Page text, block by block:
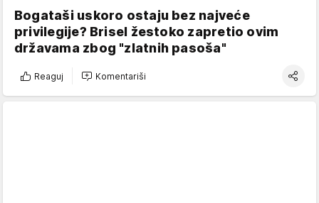
Bogataši uskoro ostaju bez najveće
privilegije? Brisel žestoko zapretio ovim
državama zbog "zlatnih pasoša"
Reaguj Komentariši